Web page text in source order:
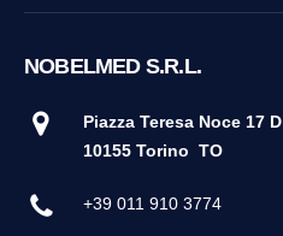
NOBELMED S.R.L.
Piazza Teresa Noce 17 D
10155 Torino TO
+39 011 910 3774